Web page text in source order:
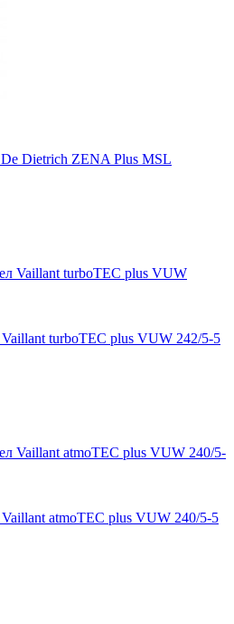
Dietrich ZENA Plus MSL
turboTEC plus VUW 242/5-5
atmoTEC plus VUW 240/5-5